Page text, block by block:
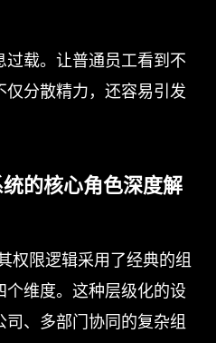
载。让普通员工看到不
仅分散精力，还容易引发
的核心角色深度解
权限逻辑采用了经典的组
维度。这种层级化的设
、多部门协同的复杂组